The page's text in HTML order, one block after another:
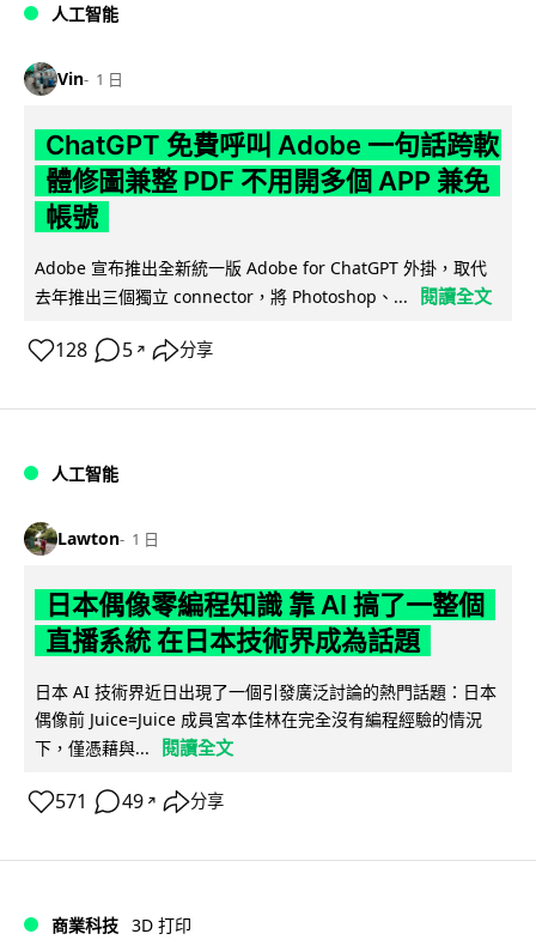
人工智能
Vin 1 日
ChatGPT 免費呼叫 Adobe 一句話跨軟
體修圖兼整 PDF 不用開多個 APP 兼免
帳號
Adobe 宣布推出全新統一版 Adobe for ChatGPT 外掛，取代
去年推出三個獨立 connector，將 Photoshop、...
閱讀全文
128 5 ↗ 分享
人工智能
Lawton 1 日
日本偶像零編程知識 靠 AI 搞了一整個
直播系統 在日本技術界成為話題
日本 AI 技術界近日出現了一個引發廣泛討論的熱門話題：日本
偶像前 Juice=Juice 成員宮本佳林在完全沒有編程經驗的情況
下，僅憑藉與...
閱讀全文
571 49 ↗ 分享
商業科技 3D 打印